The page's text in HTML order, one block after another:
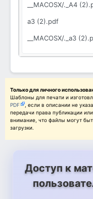
__MACOSX/._A4
a3 (2).pdf
__MACOSX/._a3
Только для личного
Шаблоны для печати и
PDF
, если в описании не
передачи права публикации
внимание, что файлы могут
загрузки.
Доступ к